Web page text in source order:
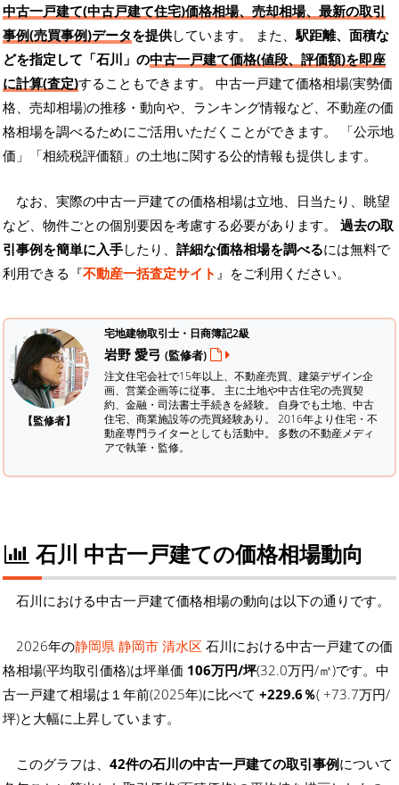
中古一戸建て(中古戸建て住宅)価格相場、売却相場、最新の取引
事例(売買事例)データを提供しています。 また、駅距離、面積な
どを指定して「石川」の中古一戸建て価格(値段、評価額)を即座
に計算(査定)することもできます。 中古一戸建て価格相場(実勢価
格、売却相場)の推移・動向や、ランキング情報など、不動産の価
格相場を調べるためにご活用いただくことができます。
「公示地
価」「相続税評価額」の土地に関する公的情報も提供します。
なお、実際の中古一戸建ての価格相場は立地、日当たり、眺望
など、物件ごとの個別要因を考慮する必要があります。 過去の取
引事例を簡単に入手したり、 詳細な価格相場を調べるには無料で
利用できる『不動産一括査定サイト 』をご利用ください。
【監修者】
宅地建物取引士・日商簿記2級
岩野 愛弓 (監修者)
注文住宅会社で15年以上、不動産売買、建築デザイン企
画、営業企画等に従事。 主に土地や中古住宅の売買契
約、金融・司法書士手続きを経験。 自身でも土地、中古
住宅、商業施設等の売買経験あり。 2016年より住宅・不
動産専門ライターとしても活動中。 多数の不動産メディ
アで執筆・監修。
石川 中古一戸建ての価格相場動向
石川における中古一戸建て価格相場の動向は以下の通りです。
2026年の静岡県 静岡市 清水区 石川における中古一戸建ての価
格相場(平均取引価格)は坪単価 106万円/坪(32.0万円/㎡)です。中
古一戸建て相場は１年前(2025年)に比べて +229.6％( +73.7万円/
坪)と大幅に上昇しています。
このグラフは、 42件の石川の中古一戸建ての取引事例について